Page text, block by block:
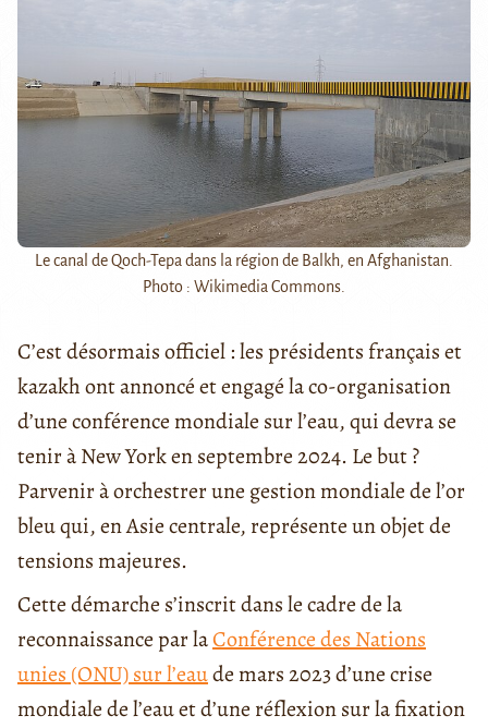
Le canal de Qoch-Tepa dans la région de Balkh, en Afghanistan.
Photo : Wikimedia Commons.
C’est désormais officiel : les présidents français et
kazakh ont annoncé et engagé la co-organisation
d’une conférence mondiale sur l’eau, qui devra se
tenir à New York en septembre 2024. Le but ?
Parvenir à orchestrer une gestion mondiale de l’or
bleu qui, en Asie centrale, représente un objet de
tensions majeures.
Cette démarche s’inscrit dans le cadre de la
reconnaissance par laConférence des Nations
unies (ONU) sur l’eaude mars 2023 d’une crise
mondiale de l’eau et d’une réflexion sur la fixation